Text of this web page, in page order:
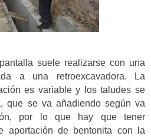
suele realizarse con una
a una retroexcavadora. La
es variable y los taludes se
que se va añadiendo según va
por lo que hay que tener
aportación de bentonita con la